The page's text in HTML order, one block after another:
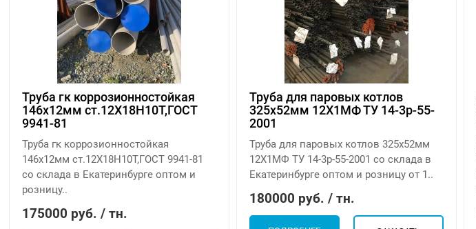
Труба гк коррозионностойкая
146х12мм ст.12Х18Н10Т,ГОСТ
9941-81
Труба гк коррозионностойкая
146х12мм ст.12Х18Н10Т,ГОСТ 9941-81
со склада в Екатеринбурге оптом и
розницу..
175000 руб. / тн.
Труба для паровых котлов
325х52мм 12Х1МФ ТУ 14-3р-55-
2001
Труба для паровых котлов 325х52мм
12Х1МФ ТУ 14-3р-55-2001 со склада в
Екатеринбурге оптом и розницу от 1..
180000 руб. / тн.